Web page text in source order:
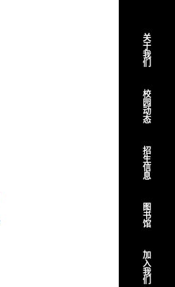
关
于
我
们
校
园
动
态
招
生
信
息
图
书
馆
加
入
我
们